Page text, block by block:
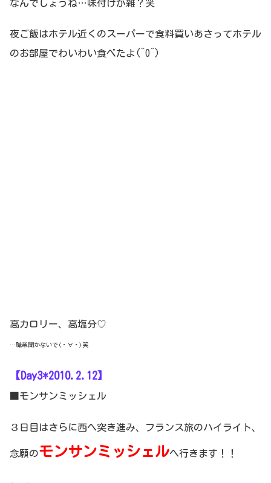
なんでしょうね…味付けが雑？笑
夜ご飯はホテル近くのスーパーで食料買いあさってホテル
のお部屋でわいわい食べたよ(^O^)
高カロリー、高塩分♡
…職業聞かないで(・∀・)笑
【Day3*2010.2.12】
■モンサンミッシェル
３日目はさらに西へ突き進み、フランス旅のハイライト、
念願のモンサンミッシェルへ行きます！！